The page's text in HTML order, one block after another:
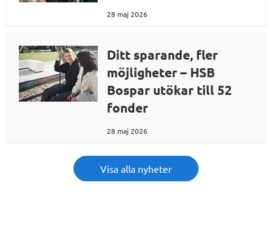
28 maj 2026
Ditt sparande, fler
möjligheter – HSB
Bospar utökar till 52
fonder
28 maj 2026
Visa alla nyheter